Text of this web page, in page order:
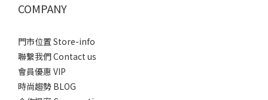
COMPANY
門市位置 Store-info
聯繫我們 Contact us
會員優惠 VIP
時尚趨勢 BLOG